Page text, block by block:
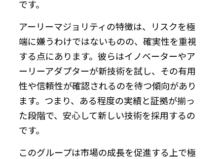
です。
アーリーマジョリティの特徴は、リスクを極
端に嫌うわけではないものの、確実性を重視
する点にあります。彼らはイノベーターやア
ーリーアダプターが新技術を試し、その有用
性や信頼性が確認されるのを待つ傾向があり
ます。つまり、ある程度の実績と証拠が揃っ
た段階で、安心して新しい技術を採用するの
です。
このグループは市場の成長を促進する上で極